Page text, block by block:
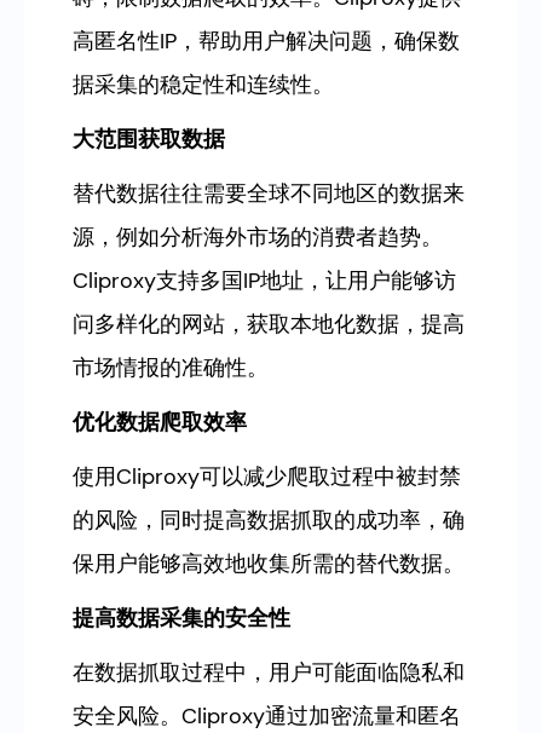
高匿名性IP，帮助用户解决问题，确保数
据采集的稳定性和连续性。
大范围获取数据
替代数据往往需要全球不同地区的数据来
源，例如分析海外市场的消费者趋势。
Cliproxy支持多国IP地址，让用户能够访
问多样化的网站，获取本地化数据，提高
市场情报的准确性。
优化数据爬取效率
使用Cliproxy可以减少爬取过程中被封禁
的风险，同时提高数据抓取的成功率，确
保用户能够高效地收集所需的替代数据。
提高数据采集的安全性
在数据抓取过程中，用户可能面临隐私和
安全风险。Cliproxy通过加密流量和匿名